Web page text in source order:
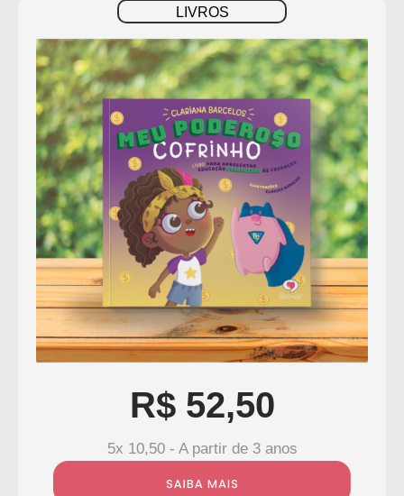
LIVROS
R$ 52,50
5x 10,50 - A partir de 3 anos